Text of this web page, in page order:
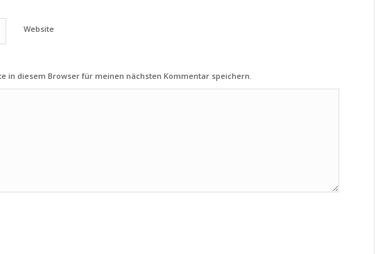
Website
in diesem Browser für meinen nächsten Kommentar speichern.